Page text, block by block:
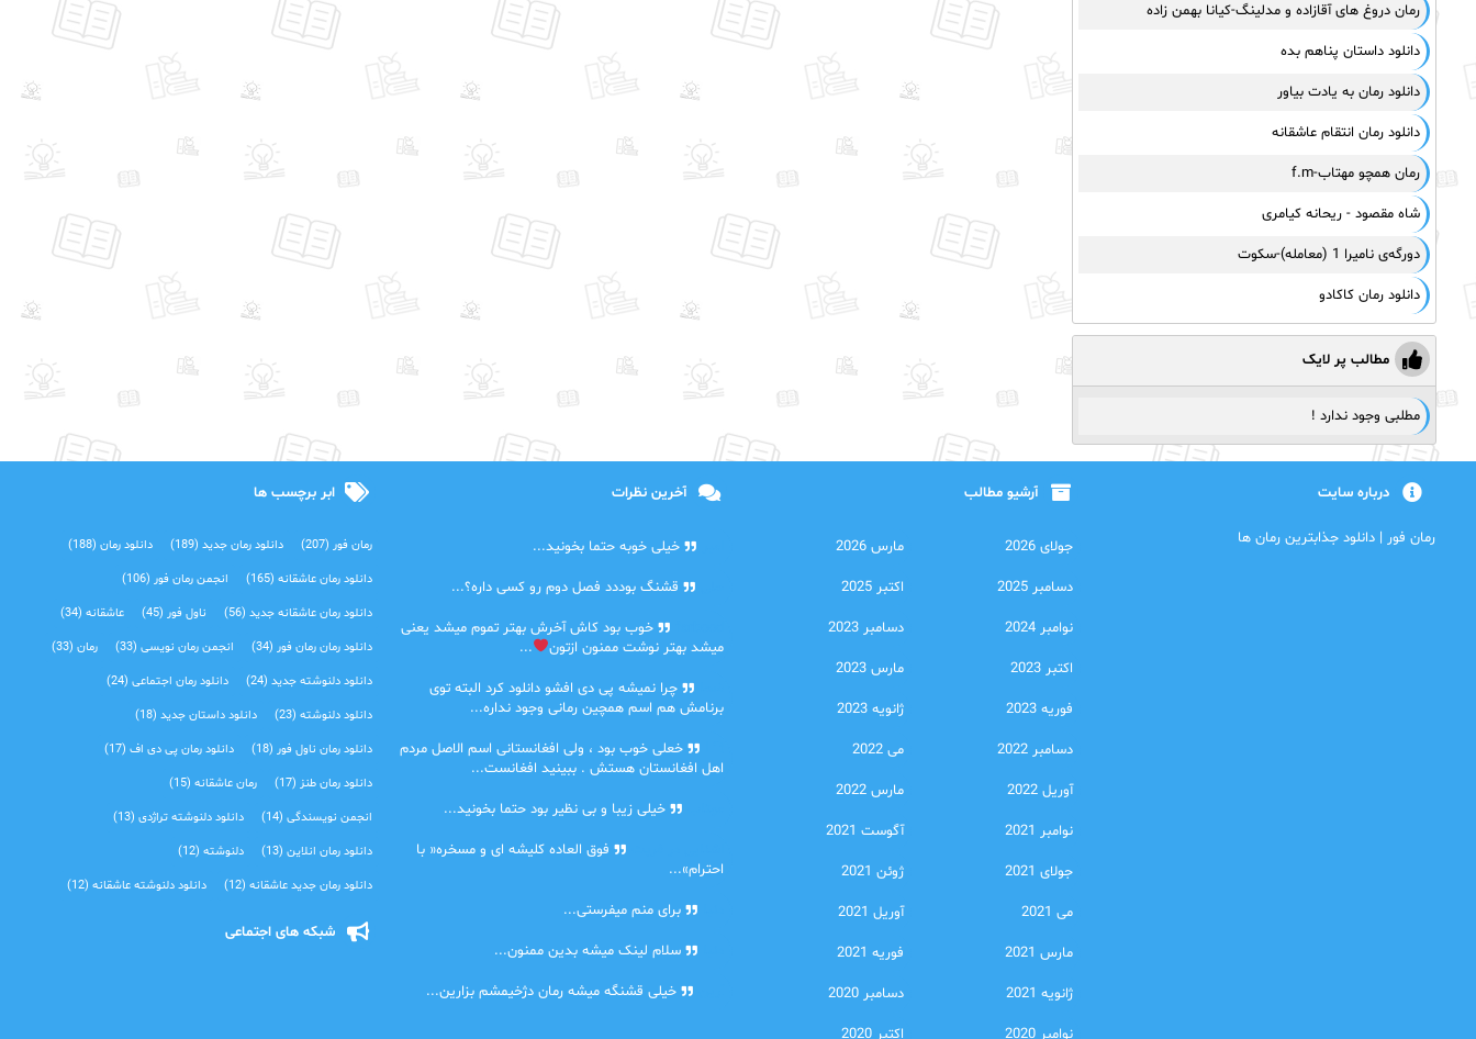
رمان دروغ های آقازاده و مدلینگ-کیانا بهمن زاده
دانلود داستان پناهم بده
دانلود رمان به یادت بیاور
دانلود رمان انتقام عاشقانه
رمان همچو مهتاب-f.m
شاه مقصود - ریحانه کیامری
دورگه‌ی نامیرا 1 (معامله)-سکوت
دانلود رمان کاکادو
مطالب پر لایک
مطلبی وجود ندارد !
درباره سایت
رمان فور | دانلود جذابترین رمان ها
آرشیو مطالب
جولای 2026 مارس 2026
دسامبر 2025 اکتبر 2025
نوامبر 2024 دسامبر 2023
اکتبر 2023 مارس 2023
فوریه 2023 ژانویه 2023
دسامبر 2022 می 2022
آوریل 2022 مارس 2022
نوامبر 2021 آگوست 2021
جولای 2021 ژوئن 2021
می 2021 آوریل 2021
مارس 2021 فوریه 2021
ژانویه 2021 دسامبر 2020
نوامبر 2020 اکتبر 2020
آخرین نظرات
خیلی خوبه حتما بخونید...
قشنگ بوددد فصل دوم رو کسی داره؟...
خوب بود کاش آخرش بهتر تموم میشد یعنی
میشد بهتر نوشت ممنون ازتون
...
چرا نمیشه پی دی افشو دانلود کرد البته توی
برنامش هم اسم همچین رمانی وجود نداره...
خعلی خوب بود ، ولی افغانستانی اسم الاصل مردم
اهل افغانستان هستش . ببینید افغانست...
خیلی زیبا و بی نظیر بود حتما بخونید...
فوق العاده کلیشه ای و مسخره« با
احترام»...
برای منم میفرستی...
سلام لینک میشه بدین ممنون...
خیلی قشنگه میشه رمان دژخیمشم بزارین...
ابر برچسب ها
رمان فور (207) دانلود رمان جدید (189) دانلود رمان (188)
دانلود رمان عاشقانه (165) انجمن رمان فور (106)
دانلود رمان عاشقانه جدید (56) ناول فور (45) عاشقانه (34)
دانلود رمان رمان فور (34) انجمن رمان نویسی (33) رمان (33)
دانلود دلنوشته جدید (24) دانلود رمان اجتماعی‌ (24)
دانلود دلنوشته (23) دانلود داستان جدید (18)
دانلود رمان ناول فور (18) دانلود رمان پی دی اف (17)
دانلود رمان طنز (17) رمان عاشقانه (15)
انجمن نویسندگی (14) دانلود دلنوشته تراژدی‌ (13)
دانلود رمان انلاین (13) دلنوشته (12)
دانلود رمان جدید عاشقانه (12) دانلود دلنوشته عاشقانه (12)
شبکه های اجتماعی